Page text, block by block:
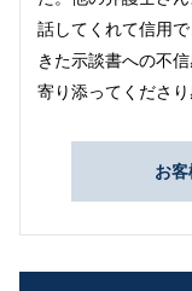
話してくれて信用
きた示談書への不
寄り添ってくださり
お